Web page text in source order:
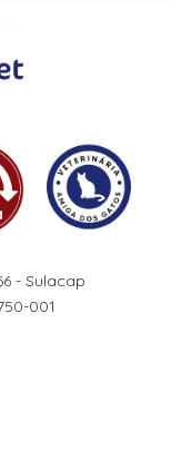
- Sulacap
001